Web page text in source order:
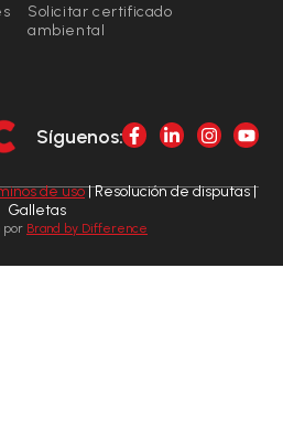
Solicitar certificado
ambiental
Síguenos:
de uso| Resolución de disputas |
Galletas
por Brand by Difference